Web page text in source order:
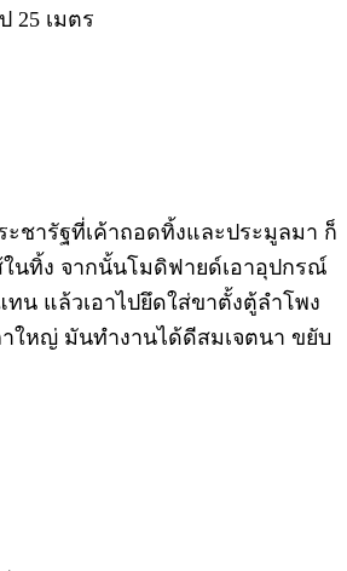
25 เมตร
ะชารัฐที่เค้าถอดทิ้งและประมูลมา ก็
ในทิ้ง จากนั้นโมดิฟายด์เอาอุปกรณ์
ทน แล้วเอาไปยึดใส่ขาตั้งตู้ลำโพง
าใหญ่ มันทำงานได้ดีสมเจตนา ขยับ